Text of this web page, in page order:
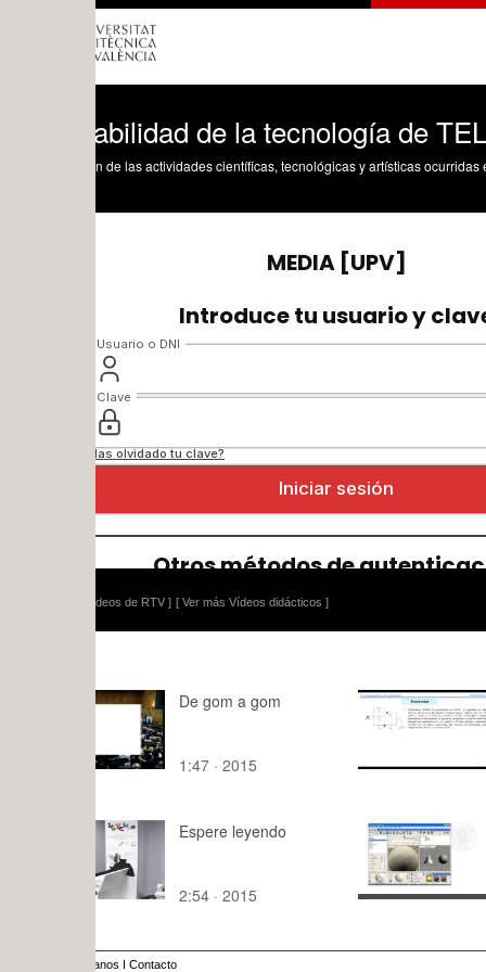
de la tecnología de TELDE a
de las actividades científicas, tecnológicas y artísticas ocurridas en los tres
[ Ver más Vídeos didácticos ]
De gom a gom
1:47 · 2015
Elec 2-
11:12 ·
Espere leyendo
2:54 · 2015
modelado
Swift3D
7:09 · 2008